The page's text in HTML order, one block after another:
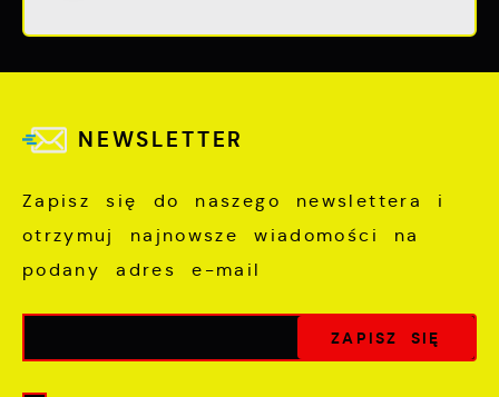
NEWSLETTER
Zapisz się do naszego newslettera i
otrzymuj najnowsze wiadomości na
podany adres e-mail